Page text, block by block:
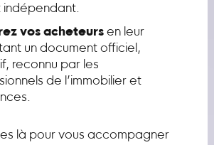
indépendant.
vos acheteursen leur
un document officiel,
reconnu par les
de l’immobilier et
là pour vous accompagner